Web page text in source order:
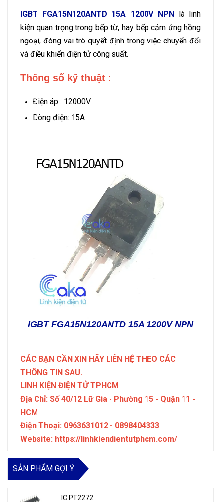
IGBT FGA15N120ANTD 15A 1200V NPNlà linh
kiện quan trọng trong bếp từ, hay bếp cảm ứng hồng
ngoại, đóng vai trò quyết định trong việc chuyển đổi
và điều khiển điện tử công suất.
Thông số kỹ thuật :
Điện áp : 12000V
Dòng điện: 15A
IGBT FGA15N120ANTD 15A 1200V NPN
CÁC BẠN CẦN XIN HÃY LIÊN HỆ THEO CÁC
THÔNG TIN SAU.
LINH KIỆN ĐIỆN TỬ TPHCM
Địa Chỉ: Số 40/12 Lữ Gia - Phường 15 - Quận 11 -
HCM
Điện Thoại: 0963631012 - 0898404333
Website: https://linhkiendientutphcm.com/
SẢN PHẨM GỢI Ý
IC PT2272